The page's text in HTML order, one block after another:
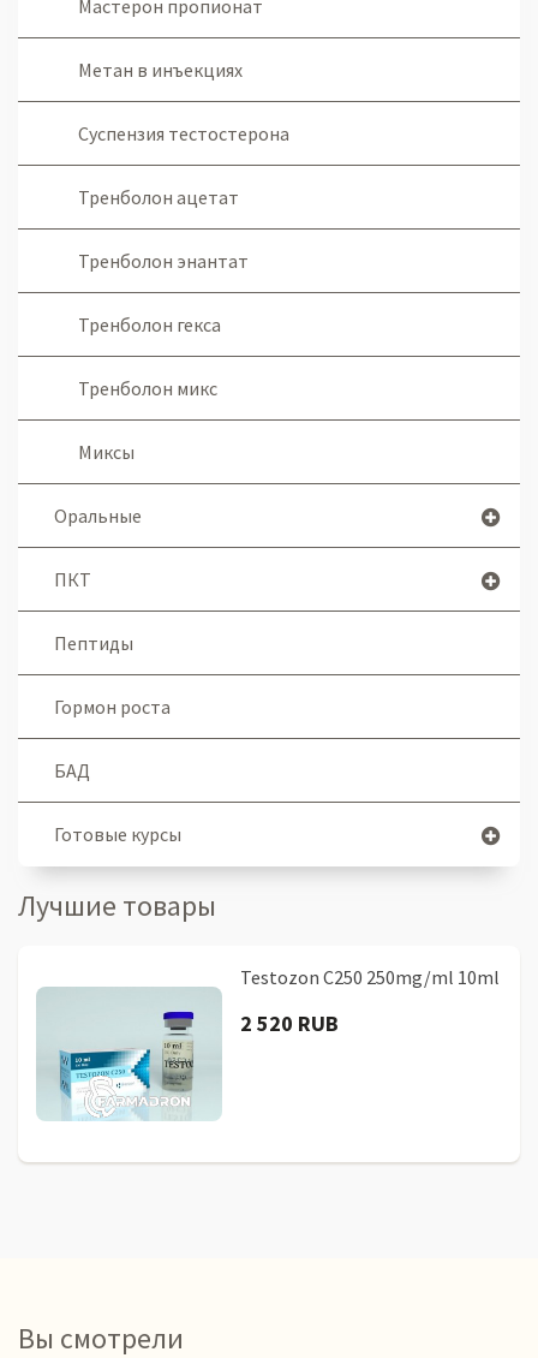
Мастерон пропионат
Метан в инъекциях
Суспензия тестостерона
Тренболон ацетат
Тренболон энантат
Тренболон гекса
Тренболон микс
Миксы
Оральные
ПКТ
Пептиды
Гормон роста
БАД
Готовые курсы
Лучшие товары
Testozon C250 250mg/ml 10ml
2 520 RUB
Вы смотрели